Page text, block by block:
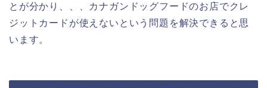
とが分かり、、、カナガンドッグフードのお店でクレ
ジットカードが使えないという問題を解決できると思
います。